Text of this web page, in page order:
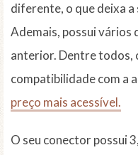
diferente, o que deixa a
Ademais, possui vários
anterior. Dentre todos,
compatibilidade com a
preço mais acessível.
O seu conector possui